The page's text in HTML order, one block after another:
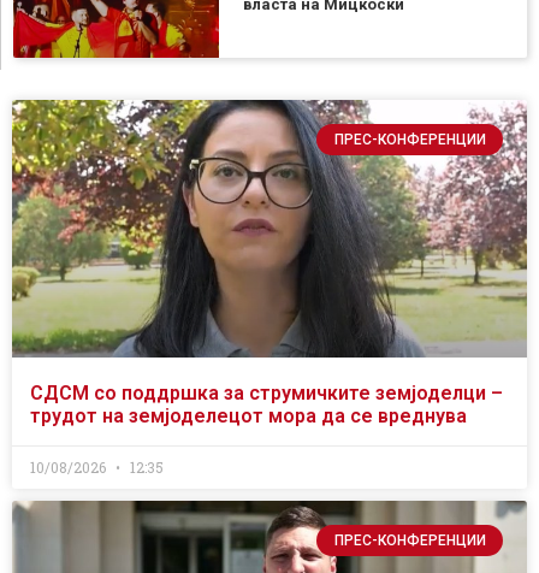
власта на Мицкоски
ПРЕС-КОНФЕРЕНЦИИ
СДСМ со поддршка за струмичките земјоделци –
трудот на земјоделецот мора да се вреднува
10/08/2026 12:35
ПРЕС-КОНФЕРЕНЦИИ